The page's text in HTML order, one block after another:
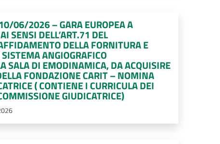
06/2026 – GARA EUROPEA A
SENSI DELL’ART.71 DEL
DELLA FORNITURA E
ANGIOGRAFICO
SALA DI EMODINAMICA, DA ACQUISIRE
FONDAZIONE CARIT – NOMINA
( CONTIENE I CURRICULA DEI
GIUDICATRICE)